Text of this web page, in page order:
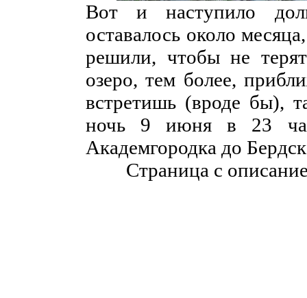
Вот и наступило
оставалось около
решили, чтобы не
озеро, тем более,
встретишь (вроде бы),
ночь 9 июня в 23
Академгородка до
Страница с